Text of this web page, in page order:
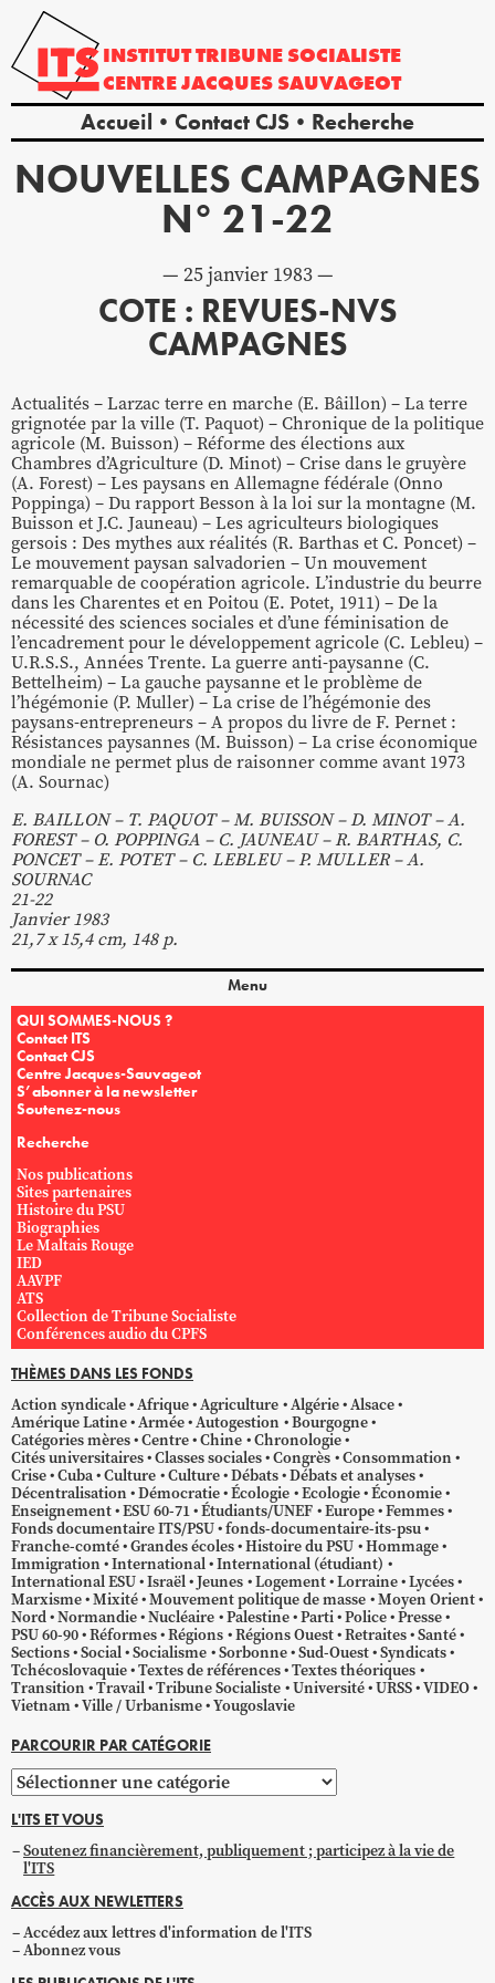
INSTITUTTRIBUNE SOCIALISTE
CENTREJACQUES SAUVAGEOT
Accueil Contact CJS Recherche
NOUVELLES CAMPAGNES
N° 21-22
25 janvier 1983
COTE : REVUES-NVS
CAMPAGNES
Actualités – Larzac terre en marche (E. Bâillon) – La terre
grignotée par la ville (T. Paquot) – Chronique de la politique
agricole (M. Buisson) – Réforme des élections aux
Chambres d’Agriculture (D. Minot) – Crise dans le gruyère
(A. Forest) – Les paysans en Allemagne fédérale (Onno
Poppinga) – Du rapport Besson à la loi sur la montagne (M.
Buisson et J.C. Jauneau) – Les agriculteurs biologiques
gersois : Des mythes aux réalités (R. Barthas et C. Poncet) –
Le mouvement paysan salvadorien – Un mouvement
remarquable de coopération agricole. L’industrie du beurre
dans les Charentes et en Poitou (E. Potet, 1911) – De la
nécessité des sciences sociales et d’une féminisation de
l’encadrement pour le développement agricole (C. Lebleu) –
U.R.S.S., Années Trente. La guerre anti-paysanne (C.
Bettelheim) – La gauche paysanne et le problème de
l’hégémonie (P. Muller) – La crise de l’hégémonie des
paysans-entrepreneurs – A propos du livre de F. Pernet :
Résistances paysannes (M. Buisson) – La crise économique
mondiale ne permet plus de raisonner comme avant 1973
(A. Sournac)
E. BAILLON – T. PAQUOT – M. BUISSON – D. MINOT – A.
FOREST – O. POPPINGA – C. JAUNEAU – R. BARTHAS, C.
PONCET – E. POTET – C. LEBLEU – P. MULLER – A.
SOURNAC
21-22
Janvier 1983
21,7 x 15,4 cm, 148 p.
Menu
QUI SOMMES-NOUS ?
Contact ITS
Contact CJS
Centre Jacques-Sauvageot
S’abonner à la newsletter
Soutenez-nous
Recherche
Nos publications
Sites partenaires
Histoire du PSU
Biographies
Le Maltais Rouge
IED
AAVPF
ATS
Collection de Tribune Socialiste
Conférences audio du CPFS
THÈMES DANS LES FONDS
Action syndicale Afrique Agriculture Algérie Alsace
Amérique Latine Armée Autogestion
Bourgogne
Catégories mères Centre Chine Chronologie
Cités universitaires Classes sociales Congrès Consommation
Crise Cuba Culture Culture Débats Débats et analyses
Décentralisation Démocratie Écologie Ecologie Économie
Enseignement ESU 60-71 Étudiants/UNEF Europe Femmes
Fonds documentaire ITS/PSU fonds-documentaire-its-psu
Franche-comté Grandes écoles Histoire du PSU Hommage
Immigration International International (étudiant)
International ESU Israël Jeunes Logement Lorraine Lycées
Marxisme Mixité Mouvement politique de masse Moyen Orient
Nord Normandie Nucléaire Palestine Parti Police Presse
PSU 60-90 Réformes Régions Régions Ouest Retraites Santé
Sections Social Socialisme Sorbonne Sud-Ouest Syndicats
Tchécoslovaquie Textes de références Textes théoriques
Transition Travail Tribune Socialiste Université URSS VIDEO
Vietnam Ville / Urbanisme Yougoslavie
PARCOURIR PAR CATÉGORIE
Parcourir
par
catégorie
L'ITS ET VOUS
Soutenez financièrement, publiquement ; participez à la vie de
l'ITS
ACCÈS AUX NEWLETTERS
Accédez aux lettres d'information de l'ITS
Abonnez vous